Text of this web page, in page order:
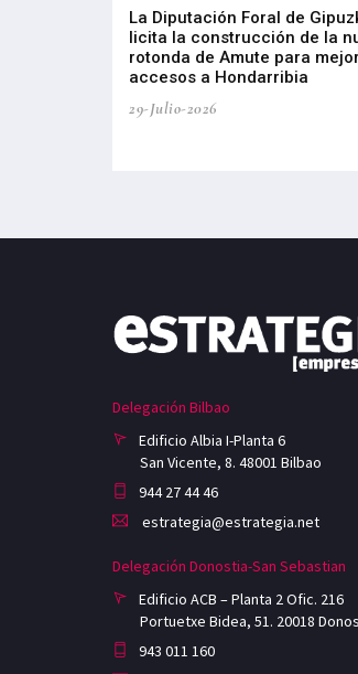
La Diputación Foral de
licita la construcción de la
rotonda de Amute para
accesos a Hondarribia
29-Julio-2026
Delegación Bilbao
Edificio Albia I-Planta 6
San Vicente, 8. 48001 Bilbao
944 27 44 46
estrategia@estrategia.net
Delegación Donostia-San Sebastian
Edificio ACB – Planta 2 Ofic. 216
Portuetxe Bidea, 51. 20018
943 011 160